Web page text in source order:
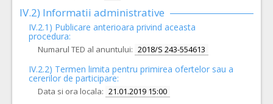
IV.2) Informatii administrative
IV.2.1) Publicare anterioara privind aceasta
procedura:
Numarul TED al anuntului: 2018/S 243-554613
IV.2.2) Termen limita pentru primirea ofertelor sau a
cererilor de participare:
Data si ora locala: 21.01.2019 15:00